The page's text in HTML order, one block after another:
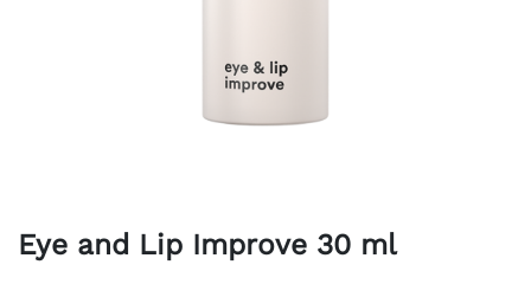
Eye and Lip Improve 30 ml